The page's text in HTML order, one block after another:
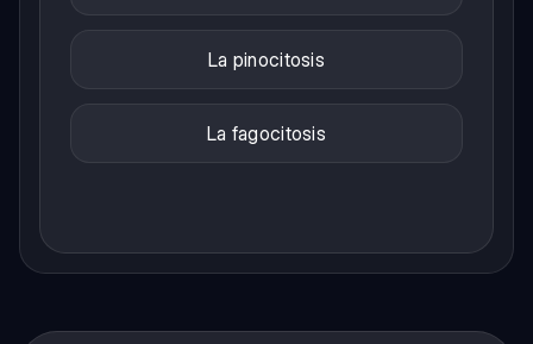
La pinocitosis
La fagocitosis